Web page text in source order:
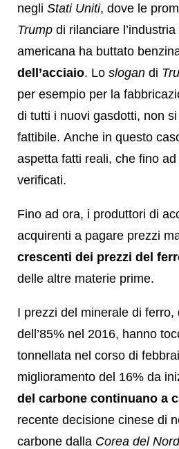
negli Stati Uniti, dove le
Trump di rilanciare
americana ha buttato
dell’acciaio. Lo slogan di
per esempio per la
di tutti i nuovi gasdotti, non
fattibile. Anche in questo
aspetta fatti reali, che fino
verificati.
Fino ad ora, i produttori di
acquirenti a pagare prezzi
crescenti dei prezzi del
delle altre materie prime.
I prezzi del minerale di ferro,
dell’85% nel 2016, hanno
tonnellata nel corso di
miglioramento del 16% da
del carbone continuano a
recente decisione cinese di
carbone dalla Corea del Nord